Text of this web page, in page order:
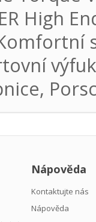
High
Nápověda
Kontaktujte nás
Nápověda